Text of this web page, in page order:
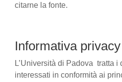
citarne la fonte.
Informativa privacy
L’Università di Padova tratta
interessati in conformità ai